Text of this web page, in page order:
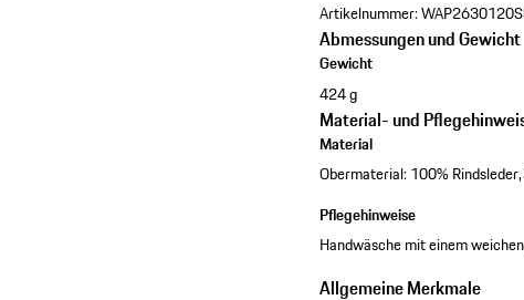
Artikelnummer:
Abmessungen und Gewicht
Gewicht
424 g
Material- und
Material
Obermaterial: 100%
Pflegehinweise
Handwäsche mit einem
Allgemeine Merkmale